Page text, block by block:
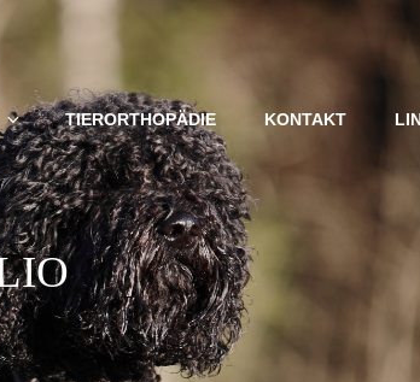
TIERORTHOPÄDIE KONTAKT